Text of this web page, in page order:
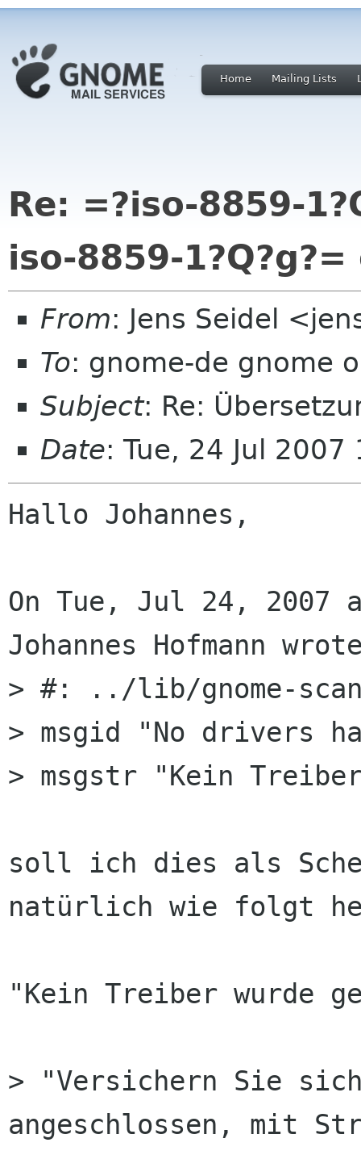
Home Mailing Lists
Re: =?iso-8859-
iso-8859-
From: Jens Seidel
To: gnome-de gnome
Subject: Re:
Date: Tue, 24 Jul
Hallo Johannes,
On Tue, Jul 24, 2007
Johannes Hofmann
> #: ../lib/gnome-
> msgid "No drivers
> msgstr "Kein
soll ich dies als
natürlich wie folgt
"Kein Treiber wurde
> "Versichern Sie
angeschlossen, mit